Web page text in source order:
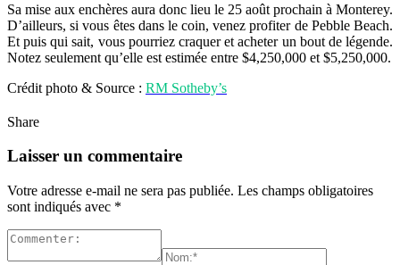
Sa mise aux enchères aura donc lieu le 25 août prochain à Monterey.
D’ailleurs, si vous êtes dans le coin, venez profiter de Pebble Beach.
Et puis qui sait, vous pourriez craquer et acheter un bout de légende.
Notez seulement qu’elle est estimée entre $4,250,000 et $5,250,000.
Crédit photo & Source : RM Sotheby’s
Share
Laisser un commentaire
Votre adresse e-mail ne sera pas publiée. Les champs obligatoires
sont indiqués avec *